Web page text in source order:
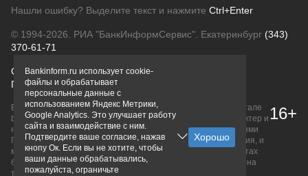
Нашли ошибку? Выделите текст и нажмите Ctrl+Enter
© 1994-2026. РИА "БанкИнформСервис". Екатеринбург (343)
370-61-71
О проектеПолитика конфиденциальности
Правовая информацияДля рекламодателей
Вся информация о продуктах банков, размещенная на портале
bankinform.ru, носит исключительно ознакомительный характер и
не является публичной офертой, определяемой положениями
ГК РФ. Информация не содержит точного и полного описания, и
может быть изменена. Конечные условия уточняйте на сайтах
банков или при личном обращении. Исключительное право на
товарные знаки принадлежит их правообладателям.
16+
Bankinform.ru использует cookie-
файлы и обрабатывает
персональные данные с
использованием Яндекс Метрики,
Google Analytics. Это улучшает работу
сайта и взаимодействие с ним.
Подтвердите ваше согласие, нажав
кнопу Ок. Если вы не хотите, чтобы
ваши данные обрабатывались,
пожалуйста, ограничьте